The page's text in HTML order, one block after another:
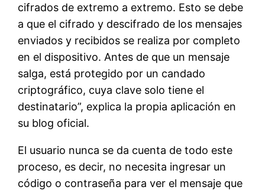
cifrados de extremo a extremo. Esto se debe
a que el cifrado y descifrado de los mensajes
enviados y recibidos se realiza por completo
en el dispositivo. Antes de que un mensaje
salga, está protegido por un candado
criptográfico, cuya clave solo tiene el
destinatario”, explica la propia aplicación en
su blog oficial.
El usuario nunca se da cuenta de todo este
proceso, es decir, no necesita ingresar un
código o contraseña para ver el mensaje que